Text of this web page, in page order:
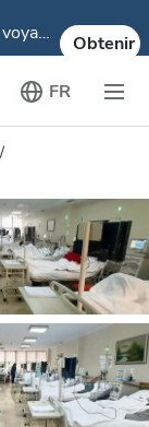
bookdialysis – application de voyage
Obtenir
FR